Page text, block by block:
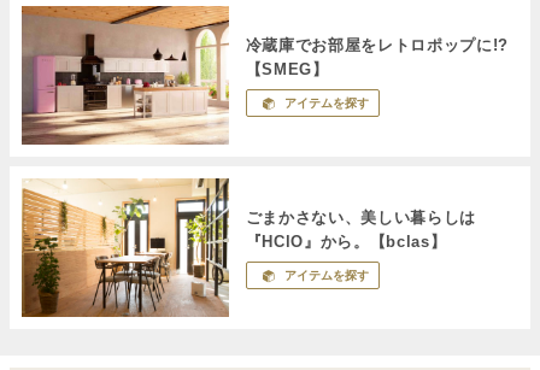
冷蔵庫でお部屋をレトロポップに!?
【SMEG】
アイテムを探す
ごまかさない、美しい暮らしは
『HClO』から。【bclas】
アイテムを探す